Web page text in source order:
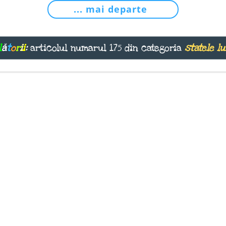
... mai departe
ătorii:articolul numarul 175 din categoria statele